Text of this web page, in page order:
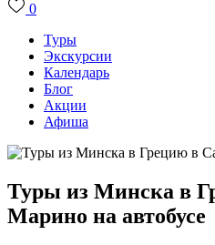
0
Туры
Экскурсии
Календарь
Блог
Акции
Афиша
Туры из Минска в
Марино на автобусе